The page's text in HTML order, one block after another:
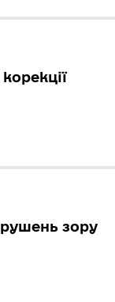
зору